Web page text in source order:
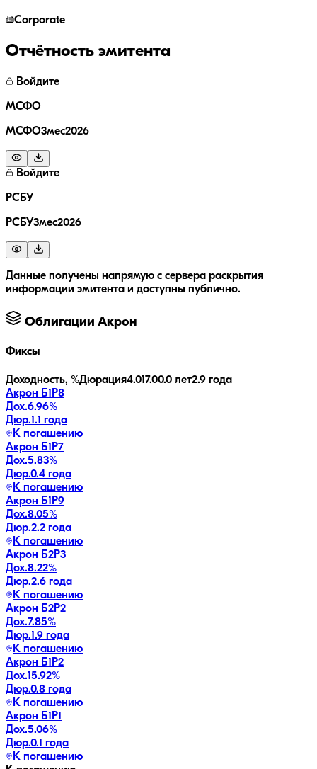
Corporate
Отчётность эмитента
Войдите
МСФО
МСФО3мес2026
Войдите
РСБУ
РСБУ3мес2026
Данные получены напрямую с сервера раскрытия
информации эмитента и доступны публично.
Облигации Акрон
Фиксы
Доходность, %Дюрация4.017.00.0 лет2.9 года
Акрон Б1P8
Дох.6.96%
Дюр.1.1 года
К погашению
Акрон Б1P7
Дох.5.83%
Дюр.0.4 года
К погашению
Акрон Б1P9
Дох.8.05%
Дюр.2.2 года
К погашению
Акрон Б2P3
Дох.8.22%
Дюр.2.6 года
К погашению
Акрон Б2P2
Дох.7.85%
Дюр.1.9 года
К погашению
Акрон Б1P2
Дох.15.92%
Дюр.0.8 года
К погашению
Акрон Б1P1
Дох.5.06%
Дюр.0.1 года
К погашению